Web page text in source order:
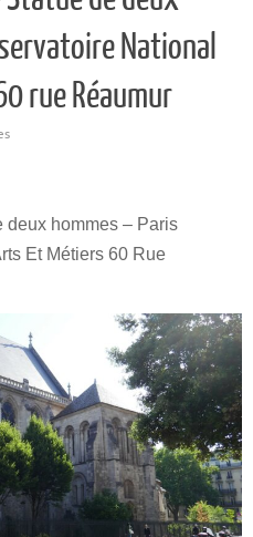
National
rue Réaumur
deux hommes – Paris
Et Métiers 60 Rue